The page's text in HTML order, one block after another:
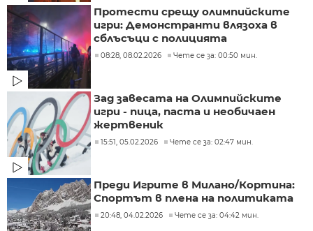
Протести срещу олимпийските
игри: Демонстранти влязоха в
сблъсъци с полицията
08:28, 08.02.2026 Чете се за: 00:50 мин.
Зад завесата на Олимпийските
игри - пица, паста и необичаен
жертвеник
15:51, 05.02.2026 Чете се за: 02:47 мин.
Преди Игрите в Милано/Кортина:
Спортът в плена на политиката
20:48, 04.02.2026 Чете се за: 04:42 мин.